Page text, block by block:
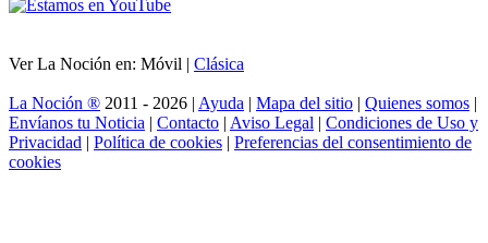
Ver La Noción en: Móvil | Clásica
La Noción ® 2011 - 2026 | Ayuda | Mapa del sitio | Quienes somos |
Envíanos tu Noticia | Contacto | Aviso Legal | Condiciones de Uso y
Privacidad | Política de cookies | Preferencias del consentimiento de
cookies